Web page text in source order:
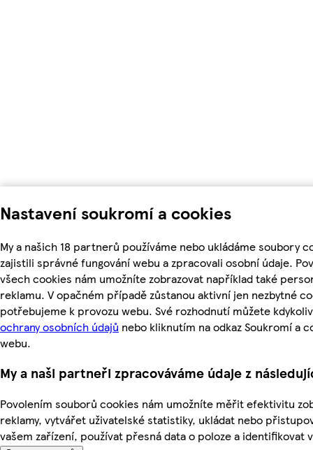
Nastavení soukromí a cookies
My a našich 18 partnerů používáme nebo ukládáme soubory
zajistili správné fungování webu a zpracovali osobní údaje.
všech cookies nám umožníte zobrazovat například také
reklamu. V opačném případě zůstanou aktivní jen nezbytné
potřebujeme k provozu webu. Své rozhodnutí můžete
ochrany osobních údajů nebo kliknutím na odkaz Soukromí a
webu.
My a naši partneři zpracováváme údaje z
Povolením souborů cookies nám umožníte měřit efektivitu
reklamy, vytvářet uživatelské statistiky, ukládat nebo
vašem zařízení, používat přesná data o poloze a identifikovat